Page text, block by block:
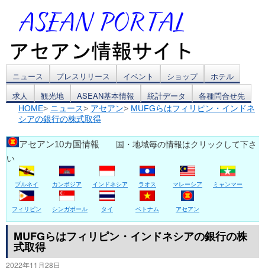
コ
ン
テ
ン
ツ
へ
ス
キ
ッ
ニュース プレスリリース イベント ショップ
ホテル
求人
観光地 ASEAN基本情報 統計データ 各種問合せ先
HOME> ニュース> アセアン> MUFGらはフィリピン・インドネ
シアの銀行の株式取得
アセアン10カ国情報 国・地域毎の情報はクリックして下さ
い
ブルネイ カンボジア インドネシア ラオス マレーシア ミャンマー
フィリピン シンガポール タイ ベトナム アセアン
MUFGらはフィリピン・インドネシアの銀行の株
式取得
2022年11月28日